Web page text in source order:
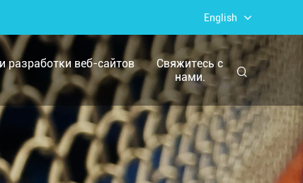
English
разработки веб-сайтов
Свяжитесь с
нами.